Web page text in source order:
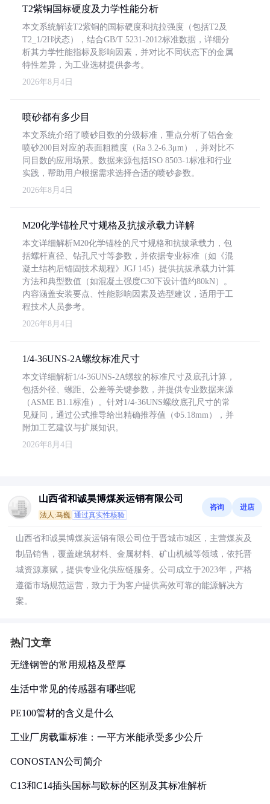
T2紫铜国标硬度及力学性能分析
本文系统解读T2紫铜的国标硬度和抗拉强度（包括T2及
T2_1/2H状态），结合GB/T 5231-2012标准数据，详细分
析其力学性能指标及影响因素，并对比不同状态下的金属
特性差异，为工业选材提供参考。
2026年8月4日
喷砂都有多少目
本文系统介绍了喷砂目数的分级标准，重点分析了铝合金
喷砂200目对应的表面粗糙度（Ra 3.2-6.3μm），并对比不
同目数的应用场景。数据来源包括ISO 8503-1标准和行业
实践，帮助用户根据需求选择合适的喷砂参数。
2026年8月4日
M20化学锚栓尺寸规格及抗拔承载力详解
本文详细解析M20化学锚栓的尺寸规格和抗拔承载力，包
括螺杆直径、钻孔尺寸等参数，并依据专业标准（如《混
凝土结构后锚固技术规程》JGJ 145）提供抗拔承载力计算
方法和典型数值（如混凝土强度C30下设计值约80kN）。
内容涵盖安装要点、性能影响因素及选型建议，适用于工
程技术人员参考。
2026年8月4日
1/4-36UNS-2A螺纹标准尺寸
本文详细解析1/4-36UNS-2A螺纹的标准尺寸及底孔计算，
包括外径、螺距、公差等关键参数，并提供专业数据来源
（ASME B1.1标准）。针对1/4-36UNS螺纹底孔尺寸的常
见疑问，通过公式推导给出精确推荐值（Φ5.18mm），并
附加工艺建议与扩展知识。
2026年8月4日
山西省和诚昊博煤炭运销有限公司
法人:马巍 通过真实性核验
咨询 进店
山西省和诚昊博煤炭运销有限公司位于晋城市城区，主营煤炭及
制品销售，覆盖建筑材料、金属材料、矿山机械等领域，依托晋
城资源禀赋，提供专业化供应链服务。公司成立于2023年，严格
遵循市场规范运营，致力于为客户提供高效可靠的能源解决方
案。
热门文章
无缝钢管的常用规格及壁厚
生活中常见的传感器有哪些呢
PE100管材的含义是什么
工业厂房载重标准：一平方米能承受多少公斤
CONOSTAN公司简介
C13和C14插头国标与欧标的区别及其标准解析